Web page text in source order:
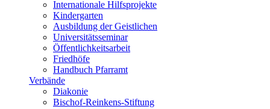
Internationale Hilfsprojekte
Kindergarten
Ausbildung der Geistlichen
Universitätsseminar
Öffentlichkeitsarbeit
Friedhöfe
Handbuch Pfarramt
Verbände
Diakonie
Bischof-Reinkens-Stiftung